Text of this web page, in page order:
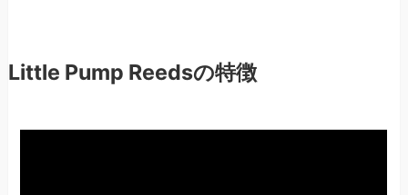
Little Pump Reedsの特徴